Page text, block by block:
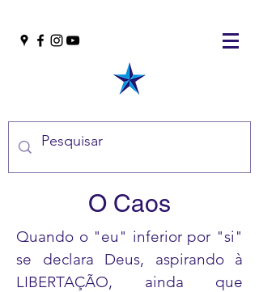
O Caos
Quando o "eu" inferior por "si"
se declara Deus, aspirando à
LIBERTAÇÃO, ainda que